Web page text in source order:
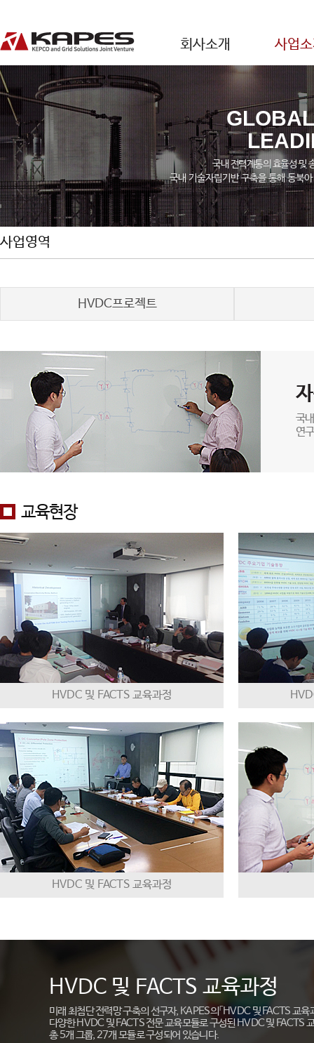
회사소개 사업
국내 전력계통의 효율성 및
국내 기술자립기반 구축을 통해 동북
사업영역
HVDC프로젝트
국
연
교육현장
HVDC 및 FACTS 교육과정
HVDC 및 FACTS 교육과정
HVDC 및 FACTS 교육과정
미래 최첨단 전력망 구축의 선구자, KAPES의「HVDC 및 FACTS 교육
다양한 HVDC 및 FACTS 전문 교육모듈로 구성된 HVDC 및 FACTS
총 5개 그룹, 27개 모듈로 구성되어 있습니다.